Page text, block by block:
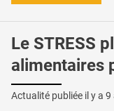
Le STRESS
alimentaires
Actualité publiée il y a 9